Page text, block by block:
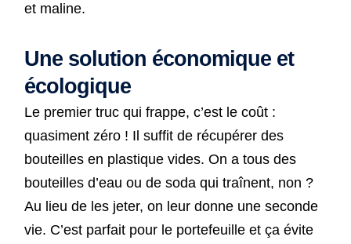
et maline.
Une solution économique et
écologique
Le premier truc qui frappe, c’est le coût :
quasiment zéro ! Il suffit de récupérer des
bouteilles en plastique vides. On a tous des
bouteilles d’eau ou de soda qui traînent, non ?
Au lieu de les jeter, on leur donne une seconde
vie. C’est parfait pour le portefeuille et ça évite